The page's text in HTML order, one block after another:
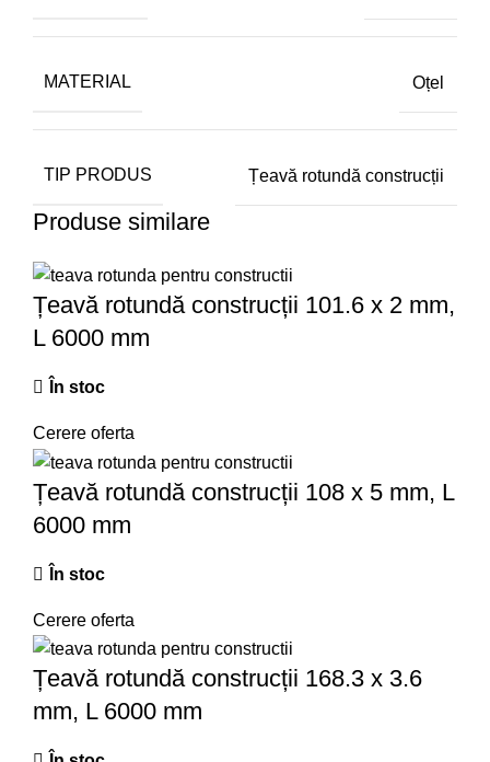
MATERIAL Oțel
TIP PRODUS Țeavă rotundă construcții
Produse similare
Țeavă rotundă construcții 101.6 x 2 mm,
L 6000 mm
În stoc
Cerere oferta
Țeavă rotundă construcții 108 x 5 mm, L
6000 mm
În stoc
Cerere oferta
Țeavă rotundă construcții 168.3 x 3.6
mm, L 6000 mm